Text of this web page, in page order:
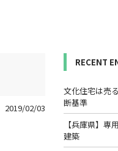
2019/02/03
RECENT
文化住宅は売
断基準
【兵庫県】
建築